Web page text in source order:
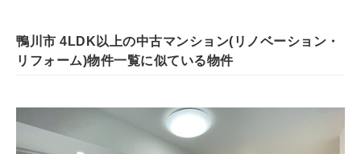
鴨川市 4LDK以上の中古マンション(リノベーション・
リフォーム)物件一覧に似ている物件